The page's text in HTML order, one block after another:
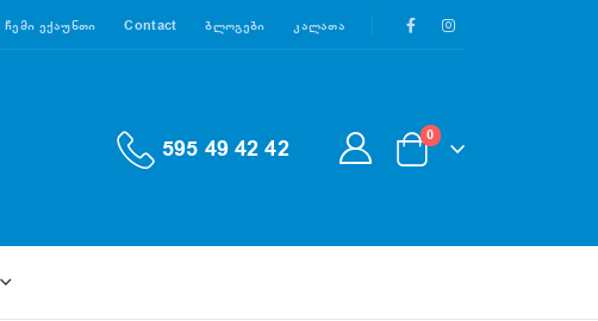
Ჩემი Ექაუნთი Contact Ბლოგები Კალათა
595 49 42 42 0